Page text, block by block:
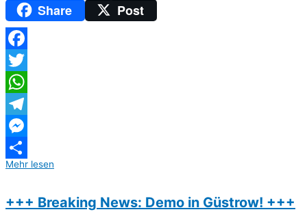
Share Post
Facebook
Twitter
WhatsApp
Telegram
Messenger
Teilen
Mehr lesen
+++ Breaking News: Demo in Güstrow! +++